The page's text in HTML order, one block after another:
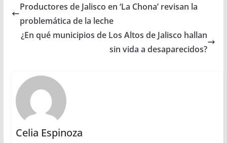
Productores de Jalisco en ‘La Chona’ revisan la
problemática de la leche
¿En qué municipios de Los Altos de Jalisco hallan
sin vida a desaparecidos?
Celia Espinoza